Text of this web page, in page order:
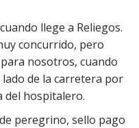
llege a Reliegos.
concurrido, pero
nosotros, cuando
de la carretera por
del hospitalero.
peregrino, sello pago